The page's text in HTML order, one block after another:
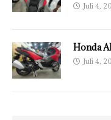
Juli 4,
Honda
Juli 4,